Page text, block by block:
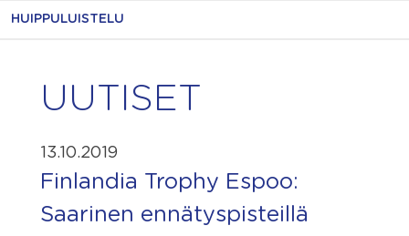
HUIPPULUISTELU
UUTISET
13.10.2019
Finlandia Trophy Espoo:
Saarinen ennätyspisteillä